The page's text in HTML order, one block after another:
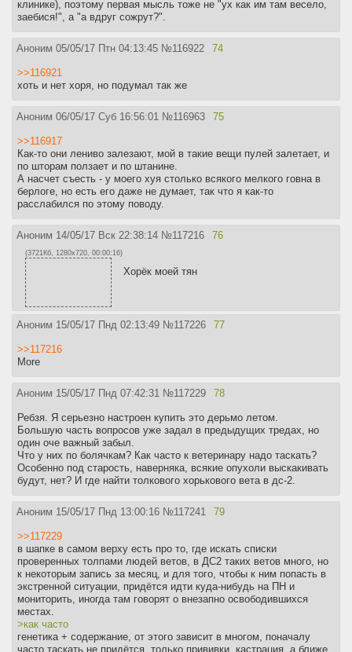
клинике), поэтому первая мысль тоже не "ух как им там весело,
заебися!", а "а вдруг сожрут?".
Аноним 05/05/17 Птн 04:13:45 №116922 74
>>116921
хоть и нет хоря, но подумал так же
Аноним 06/05/17 Суб 16:56:01 №116963 75
>>116917
Как-то они лениво залезают, мой в такие вещи пулей залетает, и
по шторам ползает и по штанине.
А насчет съесть - у моего хуя столько всякого мелкого говна в
берлоге, но есть его даже не думает, так что я как-то
расслабился по этому поводу.
Аноним 14/05/17 Вск 22:38:14 №117216 76
(3721Кб, 1280x720, 00:00:16)
Хорёк моей тян
Аноним 15/05/17 Пнд 02:13:49 №117226 77
>>117216
More
Аноним 15/05/17 Пнд 07:42:31 №117229 78
Ребзя. Я серьезно настроен купить это дерьмо летом.
Большую часть вопросов уже задал в предыдущих тредах, но
один оче важный забыл.
Что у них по болячкам? Как часто к ветеринару надо таскать?
Особенно под старость, наверняка, всякие опухоли выскакивать
будут, нет? И где найти толкового хорькового вета в дс-2.
Аноним 15/05/17 Пнд 13:00:16 №117241 79
>>117229
в шапке в самом верху есть про то, где искать списки
проверенных толпами людей ветов, в ДС2 таких ветов много, но
к некоторым запись за месяц, и для того, чтобы к ним попасть в
экстренной ситуации, придётся идти куда-нибудь на ПН и
мониторить, иногда там говорят о внезапно освободившихся
местах.
>как часто
генетика + содержание, от этого зависит в многом, поначалу
часто таскать не придётся, только прививки, кастрация, а ближе